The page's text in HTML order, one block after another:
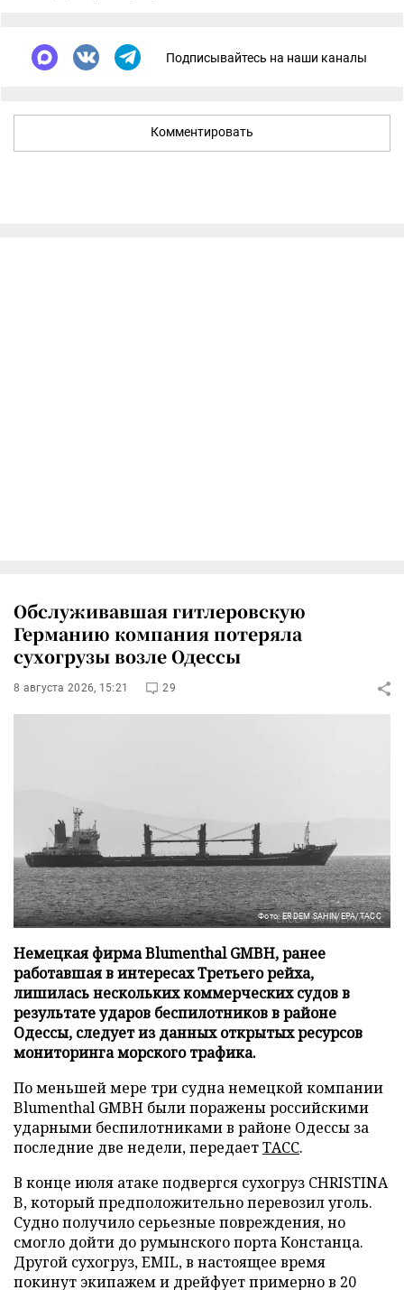
Подписывайтесь на наши каналы
Комментировать
Обслуживавшая гитлеровскую
Германию компания потеряла
сухогрузы возле Одессы
8 августа 2026, 15:21 29
Фото: ERDEM SAHIN/EPA/ТАСС
Немецкая фирма Blumenthal GMBH, ранее
работавшая в интересах Третьего рейха,
лишилась нескольких коммерческих судов в
результате ударов беспилотников в районе
Одессы, следует из данных открытых ресурсов
мониторинга морского трафика.
По меньшей мере три судна немецкой компании
Blumenthal GMBH были поражены российскими
ударными беспилотниками в районе Одессы за
последние две недели, передаетТАСС.
В конце июля атаке подвергся сухогруз CHRISTINA
B, который предположительно перевозил уголь.
Судно получило серьезные повреждения, но
смогло дойти до румынского порта Констанца.
Другой сухогруз, EMIL, в настоящее время
покинут экипажем и дрейфует примерно в 20